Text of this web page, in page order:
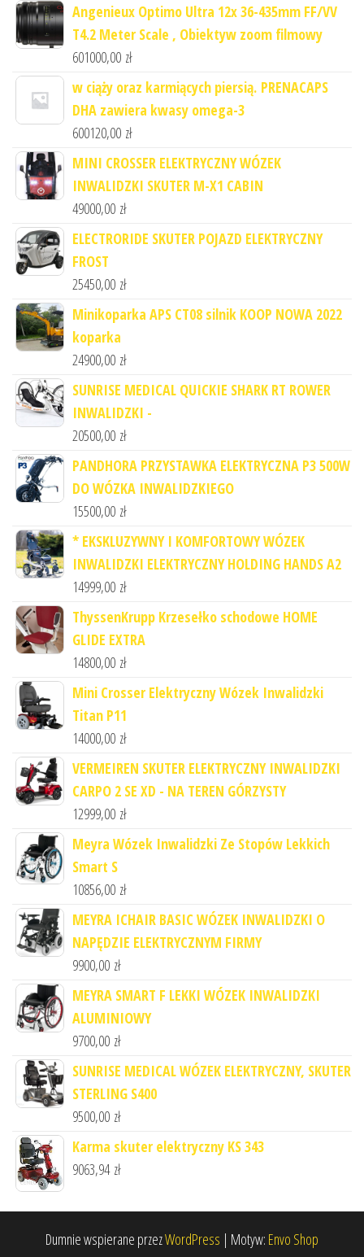
Angenieux Optimo Ultra 12x 36-435mm FF/VV
T4.2 Meter Scale , Obiektyw zoom filmowy
601000,00 zł
w ciąży oraz karmiących piersią. PRENACAPS
DHA zawiera kwasy omega-3
600120,00 zł
MINI CROSSER ELEKTRYCZNY WÓZEK
INWALIDZKI SKUTER M-X1 CABIN
49000,00 zł
ELECTRORIDE SKUTER POJAZD ELEKTRYCZNY
FROST
25450,00 zł
Minikoparka APS CT08 silnik KOOP NOWA 2022
koparka
24900,00 zł
SUNRISE MEDICAL QUICKIE SHARK RT ROWER
INWALIDZKI -
20500,00 zł
PANDHORA PRZYSTAWKA ELEKTRYCZNA P3 500W
DO WÓZKA INWALIDZKIEGO
15500,00 zł
* EKSKLUZYWNY I KOMFORTOWY WÓZEK
INWALIDZKI ELEKTRYCZNY HOLDING HANDS A2
14999,00 zł
ThyssenKrupp Krzesełko schodowe HOME
GLIDE EXTRA
14800,00 zł
Mini Crosser Elektryczny Wózek Inwalidzki
Titan P11
14000,00 zł
VERMEIREN SKUTER ELEKTRYCZNY INWALIDZKI
CARPO 2 SE XD - NA TEREN GÓRZYSTY
12999,00 zł
Meyra Wózek Inwalidzki Ze Stopów Lekkich
Smart S
10856,00 zł
MEYRA ICHAIR BASIC WÓZEK INWALIDZKI O
NAPĘDZIE ELEKTRYCZNYM FIRMY
9900,00 zł
MEYRA SMART F LEKKI WÓZEK INWALIDZKI
ALUMINIOWY
9700,00 zł
SUNRISE MEDICAL WÓZEK ELEKTRYCZNY, SKUTER
STERLING S400
9500,00 zł
Karma skuter elektryczny KS 343
9063,94 zł
Dumnie wspierane przezWordPress | Motyw: Envo Shop